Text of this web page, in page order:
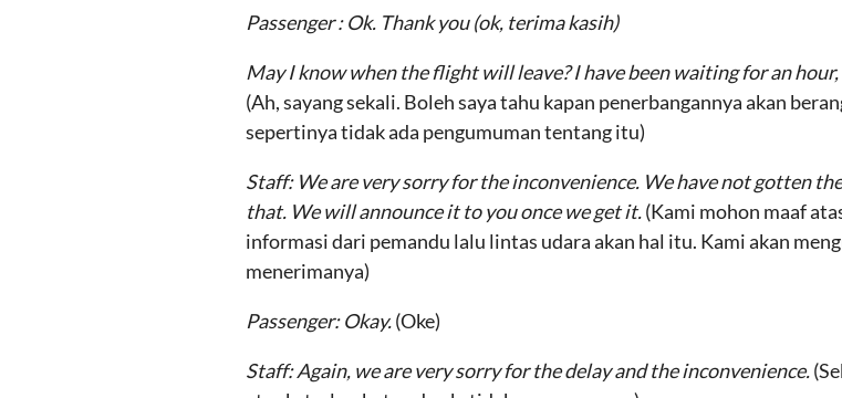
Passenger : Ok. Thank you(ok, terima kasih)
May I know when the flight will leave? I have been waiting for an
(Ah, sayang sekali. Boleh saya tahu kapan penerbangannya akan
sepertinya tidak ada pengumuman tentang itu)
Staff: We are very sorry for the inconvenience. We have not gotten
that. We will announce it to you once we get it.(Kami mohon maaf
informasi dari pemandu lalu lintas udara akan hal itu. Kami akan
menerimanya)
Passenger: Okay.(Oke)
Staff: Again, we are very sorry for the delay and the inconvenience.